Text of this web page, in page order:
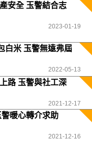
安全 玉警結合志
2023-01-19
白米 玉警無遠弗屆
2022-05-13
路 玉警與社工深
2021-12-17
暖心轉介求助
2021-12-16